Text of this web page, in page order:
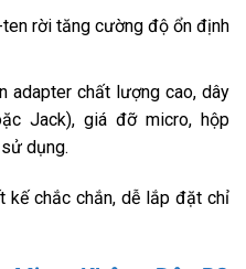
rời tăng cường độ ổn định
adapter chất lượng cao, dây
Jack), giá đỡ micro, hộp
dụng.
kế chắc chắn, dễ lắp đặt chỉ